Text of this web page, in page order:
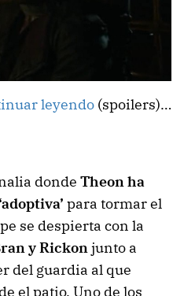
leyendo (spoilers)…
donde Theon ha
para tormar el
se despierta con la
y Rickonjunto a
del guardia al que
el patio. Uno de los